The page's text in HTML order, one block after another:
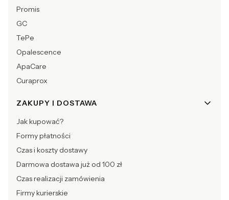
Promis
GC
TePe
Opalescence
ApaCare
Curaprox
ZAKUPY I DOSTAWA
Jak kupować?
Formy płatności
Czas i koszty dostawy
Darmowa dostawa już od 100 zł
Czas realizacji zamówienia
Firmy kurierskie